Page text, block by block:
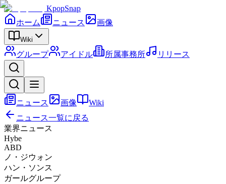
KpopSnap
ホーム
ニュース 画像
Wiki
グループ アイドル 所属事務所 リリース
ニュース 画像
Wiki
ニュース一覧に戻る
業界ニュース
Hybe
ABD
ノ・ジウォン
ハン・ソンス
ガールグループ